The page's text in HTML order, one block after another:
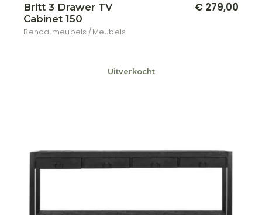
Britt 3 Drawer TV
Cabinet 150
Benoa meubels Meubels
€279,00
Uitverkocht